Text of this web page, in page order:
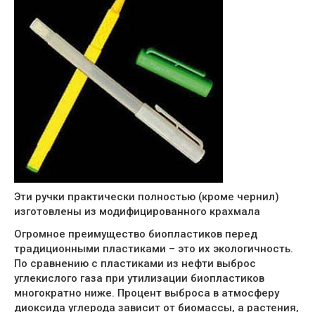
Эти ручки практически полностью (кроме чернил)
изготовлены из модифицированного крахмала
Огромное преимущество биопластиков перед
традиционными пластиками – это их экологичность.
По сравнению с пластиками из нефти выброс
углекислого газа при утилизации биопластиков
многократно ниже. Процент выброса в атмосферу
диоксида углерода зависит от биомассы, а растения,